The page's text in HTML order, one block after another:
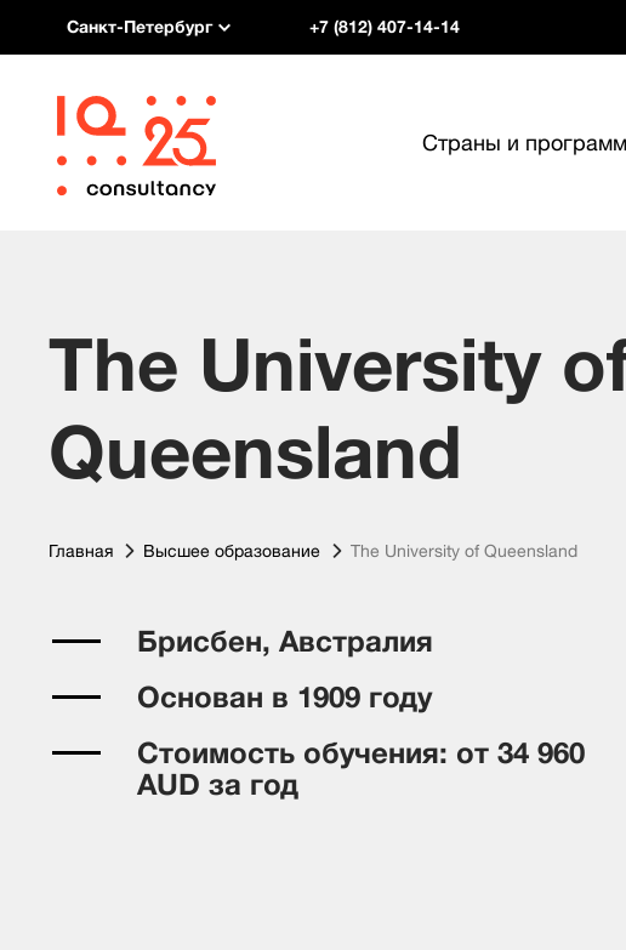
Санкт-Петербург +7 (812) 407-14-14
Страны и
The University
Queensland
Главная Высшее образование The University of Queensland
Брисбен, Австралия
Основан в 1909 году
Стоимость обучения: от 34 960
AUD за год